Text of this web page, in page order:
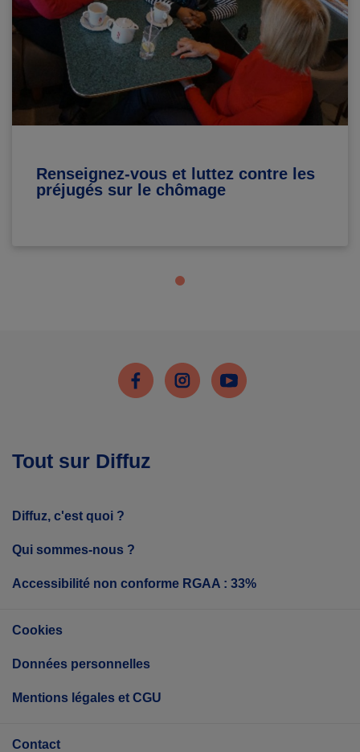
Renseignez-vous et luttez contre les
préjugés sur le chômage
FacebookInstagramYoutube
Tout sur Diffuz
Diffuz, c'est quoi ?
Qui sommes-nous ?
Accessibilité non conforme RGAA : 33%
Cookies
Données personnelles
Mentions légales et CGU
Contact